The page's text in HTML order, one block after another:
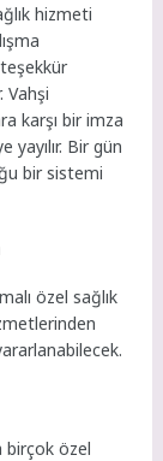
hizmeti
Vahşi
karşı bir imza
yayılır. Bir gün
bir sistemi
özel sağlık
birçok özel